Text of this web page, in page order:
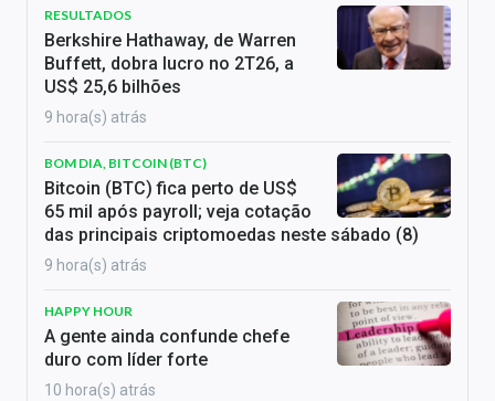
RESULTADOS
Berkshire Hathaway, de Warren
Buffett, dobra lucro no 2T26, a
US$ 25,6 bilhões
9 hora(s) atrás
BOM DIA, BITCOIN (BTC)
Bitcoin (BTC) fica perto de US$
65 mil após payroll; veja cotação
das principais criptomoedas neste sábado (8)
9 hora(s) atrás
HAPPY HOUR
A gente ainda confunde chefe
duro com líder forte
10 hora(s) atrás